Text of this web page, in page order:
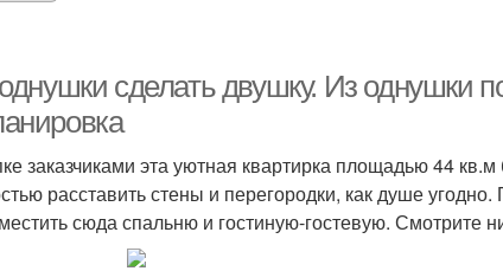
сделать двушку. Из однушки
заказчиками эта уютная квартирка площадью 44
расставить стены и перегородки, как душе
сюда спальню и гостиную-гостевую. Смотрите